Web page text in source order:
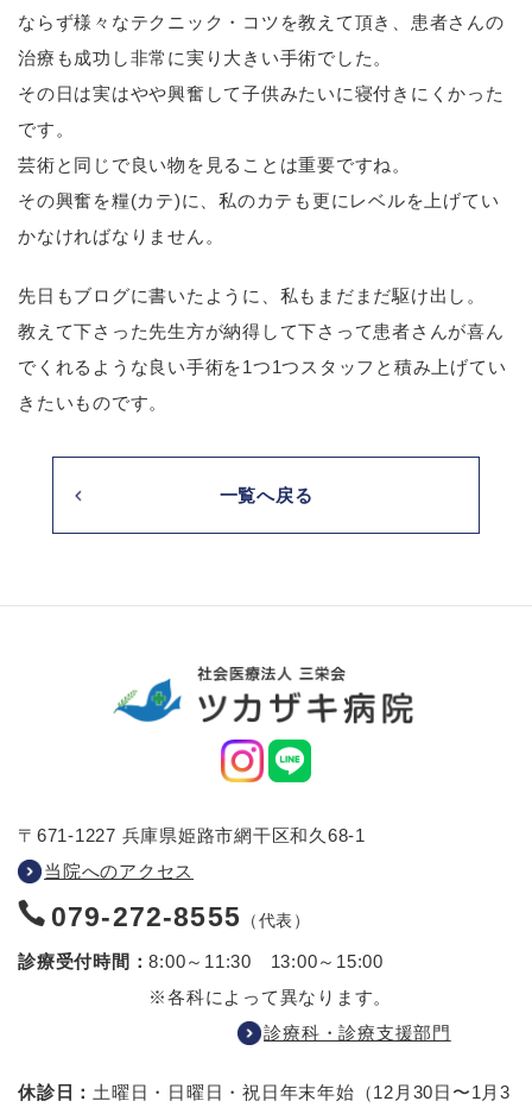
ならず様々なテクニック・コツを教えて頂き、患者さんの
治療も成功し非常に実り大きい手術でした。
その日は実はやや興奮して子供みたいに寝付きにくかった
です。
芸術と同じで良い物を見ることは重要ですね。
その興奮を糧(カテ)に、私のカテも更にレベルを上げてい
かなければなりません。
先日もブログに書いたように、私もまだまだ駆け出し。
教えて下さった先生方が納得して下さって患者さんが喜ん
でくれるような良い手術を1つ1つスタッフと積み上げてい
きたいものです。
一覧へ戻る
〒671-1227 兵庫県姫路市網干区和久68-1
当院へのアクセス
079-272-8555 （代表）
診療受付時間：8:00～11:30 13:00～15:00
※各科によって異なります。
診療科・診療支援部門
休診日： 土曜日・日曜日・祝日年末年始（12月30日〜1月3